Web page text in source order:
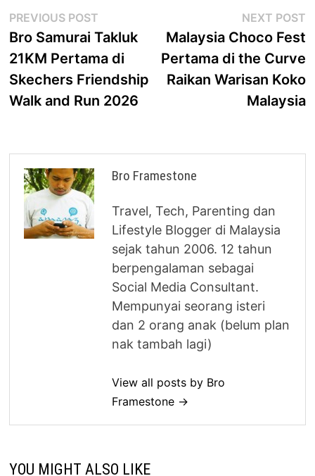
Post
navigation
PREVIOUS POST
post:
Bro Samurai Takluk
21KM Pertama di
Skechers Friendship
Walk and Run 2026
NEXT POST
Malaysia Choco Fest
Pertama di the Curve
Raikan Warisan Koko
Malaysia
Bro Framestone
Travel, Tech, Parenting dan
Lifestyle Blogger di Malaysia
sejak tahun 2006. 12 tahun
berpengalaman sebagai
Social Media Consultant.
Mempunyai seorang isteri
dan 2 orang anak (belum plan
nak tambah lagi)
View all posts by Bro
Framestone →
YOU MIGHT ALSO LIKE